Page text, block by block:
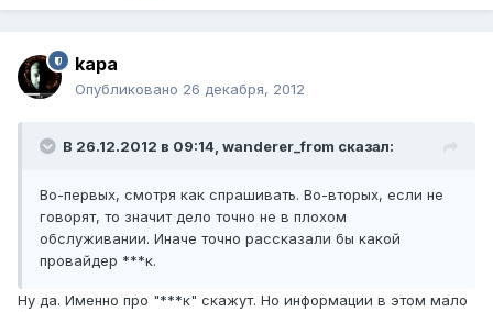
kapa
Опубликовано 26 декабря, 2012
В 26.12.2012 в 09:14, wanderer_from сказал:
Во-первых, смотря как спрашивать. Во-вторых, если не
говорят, то значит дело точно не в плохом
обслуживании. Иначе точно рассказали бы какой
провайдер ***к.
Ну да. Именно про "***к" скажут. Но информации в этом мало